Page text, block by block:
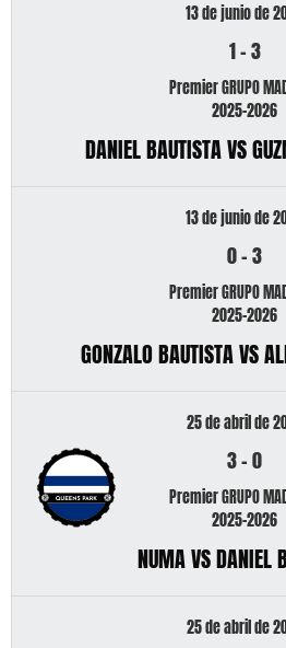
13 de junio de
1-3
Premier GRUPO
2025-2026
DANIEL BAUTISTA VS
13 de junio de
0-3
Premier GRUPO
2025-2026
GONZALO BAUTISTA VS
25 de abril de
3-0
Premier GRUPO
2025-2026
NUMA VS DANIEL
25 de abril de